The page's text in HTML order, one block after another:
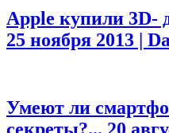
Apple купили 3D-
25 ноября 2013 |
Умеют ли